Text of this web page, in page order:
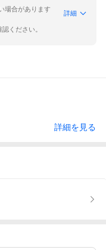
場合があります
詳細
ください。
詳細を見る